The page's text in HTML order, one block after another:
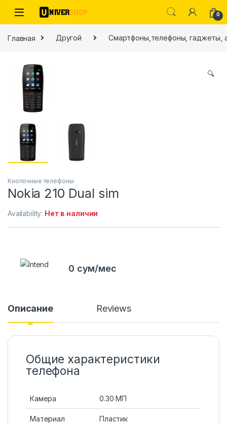
Skip to navigation
Skip to content
0
Главная Другой Смартфоны,телефоны, гаджеты,
🔍
Кнопочные телефоны
Nokia 210 Dual sim
Availability: Нет в наличии
0 сум/мес
Описание Reviews
Общие характеристики
телефона
Камера 0.30 МП
Материал
Пластик